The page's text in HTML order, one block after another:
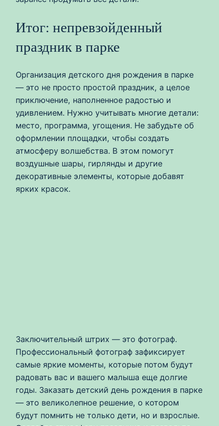
Итог: непревзойденный
праздник в парке
Организация детского дня рождения в парке
— это не просто простой праздник, а целое
приключение, наполненное радостью и
удивлением. Нужно учитывать многие детали:
место, программа, угощения. Не забудьте об
оформлении площадки, чтобы создать
атмосферу волшебства. В этом помогут
воздушные шары, гирлянды и другие
декоративные элементы, которые добавят
ярких красок.
Заключительный штрих — это фотограф.
Профессиональный фотограф зафиксирует
самые яркие моменты, которые потом будут
радовать вас и вашего малыша еще долгие
годы. Заказать детский день рождения в парке
— это великолепное решение, о котором
будут помнить не только дети, но и взрослые.